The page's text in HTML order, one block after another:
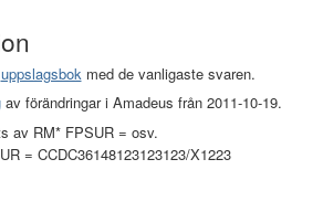
uppslagsbok med de vanligaste svaren.
av förändringar i Amadeus från 2011-10-19.
av RM* FPSUR = osv.
= CCDC36148123123123/X1223